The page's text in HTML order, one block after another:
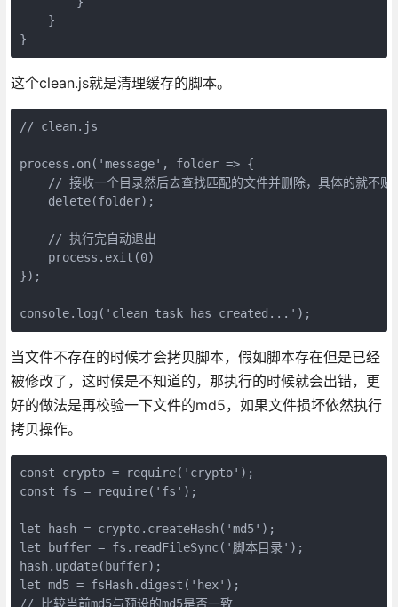
    }
}
这个clean.js就是清理缓存的脚本。
// clean.js
process.on('message', folder => {
// 接收一个目录然后去查找匹配的文件并删除，具体的就不贴
    delete(folder);
    // 执行完自动退出
    process.exit(0)
});
当文件不存在的时候才会拷贝脚本，假如脚本存在但是已经
被修改了，这时候是不知道的，那执行的时候就会出错，更
好的做法是再校验一下文件的md5，如果文件损坏依然执行
拷贝操作。
const crypto = require('crypto');
const fs = require('fs');
let hash = crypto.createHash('md5');
let buffer = fs.readFileSync('脚本目录');
hash.update(buffer);
let md5 = fsHash.digest('hex');
// 比较当前md5与预设的md5是否一致